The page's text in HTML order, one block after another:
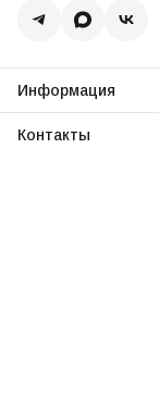
Информация
Оплата
Контакты